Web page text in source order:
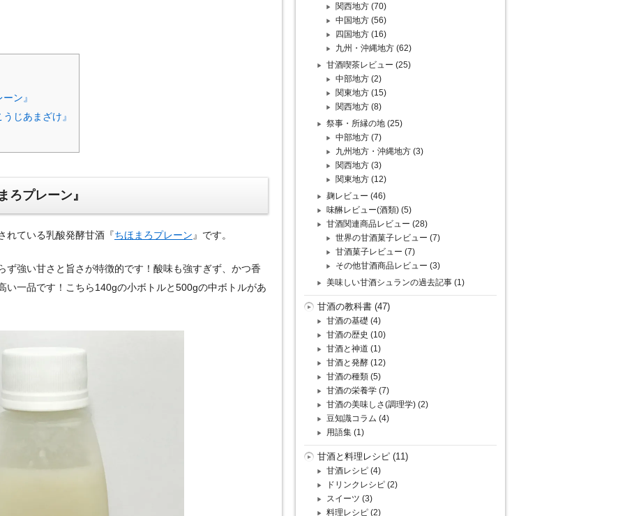
ン』
じあまざけ』
ろプレーン』
れている乳酸発酵甘酒『ちほまろプレーン 』です。
ず強い甘さと旨さが特徴的です！酸味も強すぎず、かつ香
い一品です！こちら140gの小ボトルと500gの中ボトルがあ
関西地方 (70)
中国地方 (56)
四国地方 (16)
九州・沖縄地方 (62)
甘酒喫茶レビュー (25)
中部地方 (2)
関東地方 (15)
関西地方 (8)
祭事・所縁の地 (25)
中部地方 (7)
九州地方・沖縄地方 (3)
関西地方 (3)
関東地方 (12)
麹レビュー (46)
味醂レビュー(酒類) (5)
甘酒関連商品レビュー (28)
世界の甘酒菓子レビュー (7)
甘酒菓子レビュー (7)
その他甘酒商品レビュー (3)
美味しい甘酒シュランの過去記事 (1)
甘酒の教科書 (47)
甘酒の基礎 (4)
甘酒の歴史 (10)
甘酒と神道 (1)
甘酒と発酵 (12)
甘酒の種類 (5)
甘酒の栄養学 (7)
甘酒の美味しさ(調理学) (2)
豆知識コラム (4)
用語集 (1)
甘酒と料理レシピ (11)
甘酒レシピ (4)
ドリンクレシピ (2)
スイーツ (3)
料理レシピ (2)